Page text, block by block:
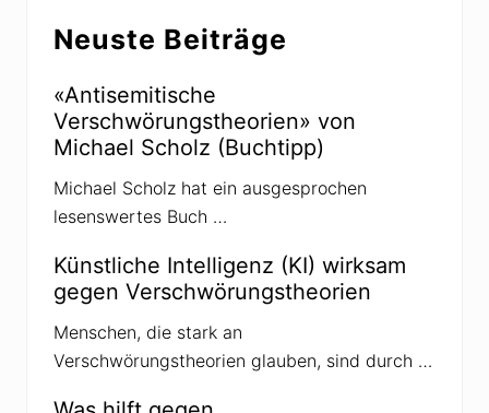
e
G
n
s
e
r
a
s
H
i
t
o
r
k
r
n
Neuste Beiträge
«Antisemitische
Verschwörungstheorien» von
Michael Scholz (Buchtipp)
Michael Scholz hat ein ausgesprochen
lesenswertes Buch …
Künstliche Intelligenz (KI) wirksam
gegen Verschwörungstheorien
Menschen, die stark an
Verschwörungstheorien glauben, sind durch …